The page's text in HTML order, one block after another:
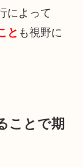
によって
と も視野に
ことで期